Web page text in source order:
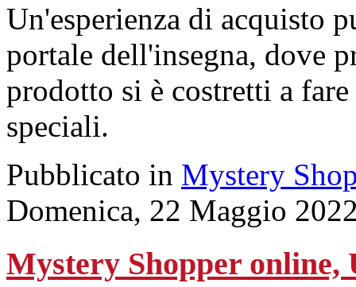
Un'esperienza di acquisto
portale dell'insegna, dove
prodotto si è costretti a
speciali.
Pubblicato in Mystery
Domenica, 22 Maggio
Mystery Shopper